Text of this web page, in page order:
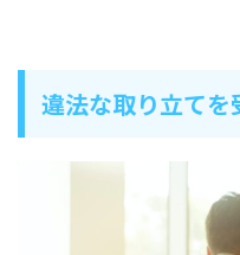
違法な取り立て